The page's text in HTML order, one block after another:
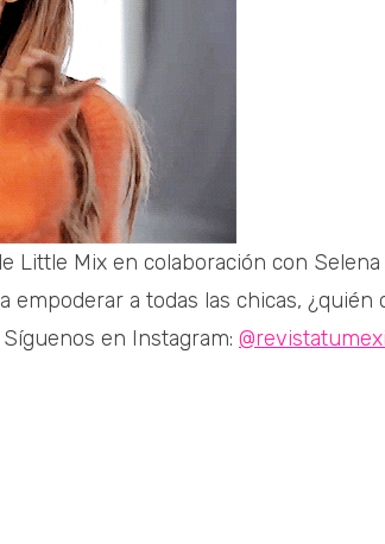
Little Mix en colaboración con Selena
empoderar a todas las chicas, ¿quién
en Instagram: